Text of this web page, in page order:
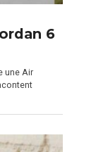
6
une Air